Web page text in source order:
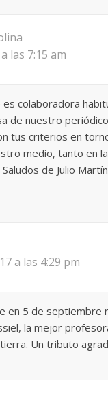
las 7:15 am
colaboradora
de nuestro
tus criterios en
medio, tanto en
de Julio
a las 4:29 pm
en 5 de
la mejor
Un tributo